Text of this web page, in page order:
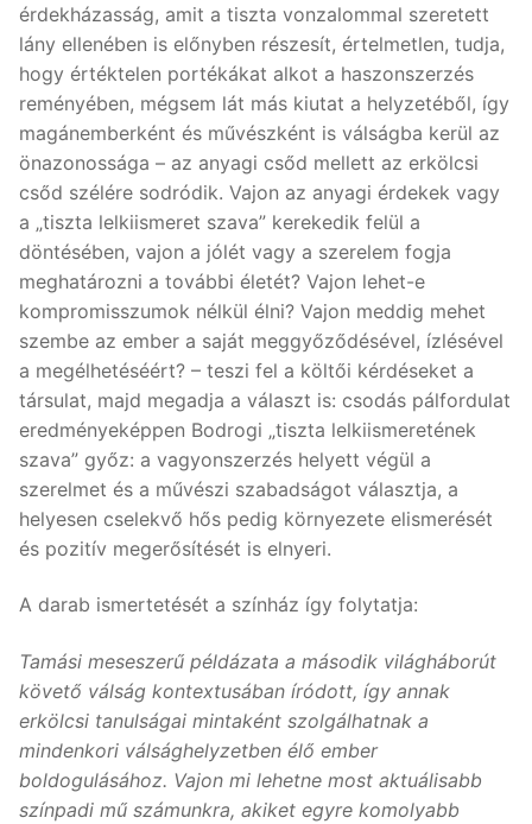
érdekházasság, amit a tiszta vonzalommal szeretett
lány ellenében is előnyben részesít, értelmetlen, tudja,
hogy értéktelen portékákat alkot a haszonszerzés
reményében, mégsem lát más kiutat a helyzetéből, így
magánemberként és művészként is válságba kerül az
önazonossága – az anyagi csőd mellett az erkölcsi
csőd szélére sodródik. Vajon az anyagi érdekek vagy
a „tiszta lelkiismeret szava” kerekedik felül a
döntésében, vajon a jólét vagy a szerelem fogja
meghatározni a további életét? Vajon lehet-e
kompromisszumok nélkül élni? Vajon meddig mehet
szembe az ember a saját meggyőződésével, ízlésével
a megélhetéséért? – teszi fel a költői kérdéseket a
társulat, majd megadja a választ is: csodás pálfordulat
eredményeképpen Bodrogi „tiszta lelkiismeretének
szava” győz: a vagyonszerzés helyett végül a
szerelmet és a művészi szabadságot választja, a
helyesen cselekvő hős pedig környezete elismerését
és pozitív megerősítését is elnyeri.
A darab ismertetését a színház így folytatja:
Tamási meseszerű példázata a második világháborút
követő válság kontextusában íródott, így annak
erkölcsi tanulságai mintaként szolgálhatnak a
mindenkori válsághelyzetben élő ember
boldogulásához. Vajon mi lehetne most aktuálisabb
színpadi mű számunkra, akiket egyre komolyabb